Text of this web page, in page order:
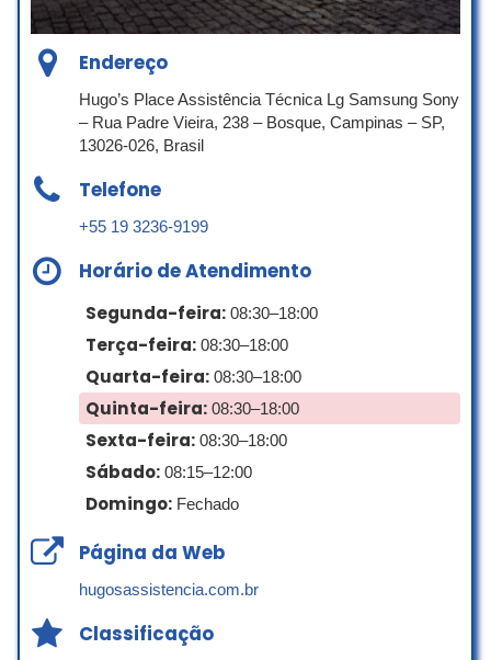
Recomendo e indico SP TV !!!
☆ 5/5
retirar minha tv do carro o atendente
buscou no carro e em 1 semana a tv
linhas colorida na tela não tinha
deram 3 meses de garantia essa loja é
top
Jader Barbosa Da Silva
técnica e ambas fui muito bem atendido
e o serviço foi bem executado. Super
indico
Endereço
Hugo’s Place Assistência Técnica Lg Samsung Sony
– Rua Padre Vieira, 238 – Bosque, Campinas – SP,
13026-026, Brasil
Telefone
+55 19 3236-9199
Horário de Atendimento
Segunda-feira: 08:30–18:00
Terça-feira: 08:30–18:00
Quarta-feira: 08:30–18:00
Quinta-feira: 08:30–18:00
Sexta-feira: 08:30–18:00
Sábado: 08:15–12:00
Domingo: Fechado
Página da Web
hugosassistencia.com.br
Classificação